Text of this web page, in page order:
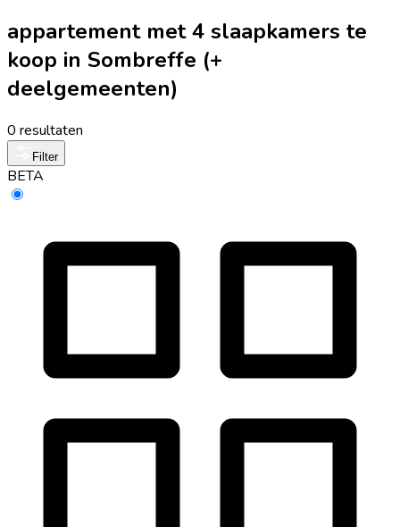
appartement met 4 slaapkamers te
koop in Sombreffe (+
deelgemeenten)
0 resultaten
Filter
BETA